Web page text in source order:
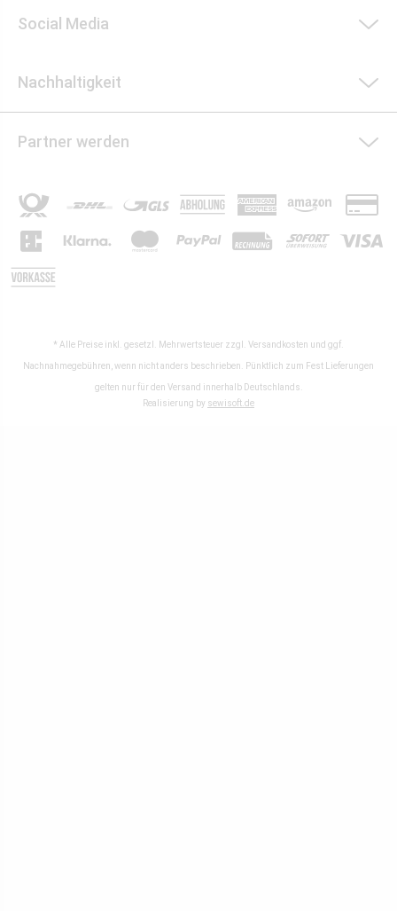
Social Media
Nachhaltigkeit
Partner werden
* Alle Preise inkl. gesetzl. Mehrwertsteuer zzgl. Versandkosten und ggf.
Nachnahmegebühren, wenn nicht anders beschrieben. Pünktlich zum Fest Lieferungen
gelten nur für den Versand innerhalb Deutschlands.
Realisierung by sewisoft.de